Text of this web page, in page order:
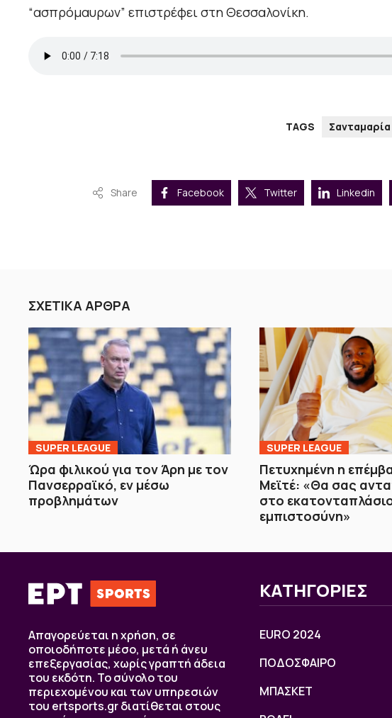
“ασπρόμαυρων” επιστρέφει στη Θεσσαλονίκη.
TAGS Σανταμαρία
Share Facebook Twitter Linkedin
ΣΧΕΤΙΚΑ ΑΡΘΡΑ
SUPER LEAGUE
Ώρα φιλικού για τον Άρη με τον
Πανσερραϊκό, εν μέσω
προβλημάτων
SUPER LEAGUE
Πετυχημένη η
Μεϊτέ: «Θα σας
στο
εμπιστοσύνη»
Απαγορεύεται η χρήση, σε
οποιοδήποτε μέσο, μετά ή άνευ
επεξεργασίας, χωρίς γραπτή άδεια
του εκδότη. Το σύνολο του
περιεχομένου και των υπηρεσιών
του ertsports.gr διατίθεται στους
ΚΑΤΗΓΟΡΙΕΣ
EURO 2024
ΠΟΔΟΣΦΑΙΡΟ
ΜΠΑΣΚΕΤ